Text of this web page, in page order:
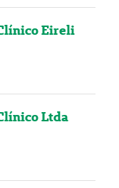
Eireli
Ltda